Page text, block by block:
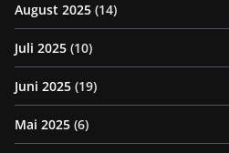
August 2025 (14)
Juli 2025 (10)
Juni 2025 (19)
Mai 2025 (6)